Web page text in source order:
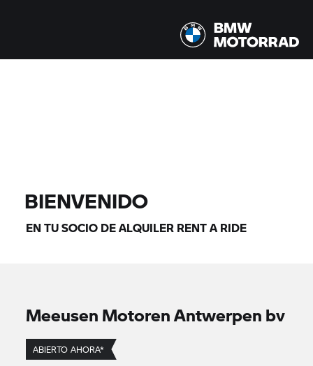
BIENVENIDO
EN TU SOCIO DE ALQUILER RENT A RIDE
Meeusen Motoren Antwerpen bv
ABIERTO AHORA*